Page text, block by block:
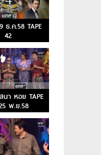
ธ.ค.58 TAPE
42
นา หอย TAPE
พ.ย.58